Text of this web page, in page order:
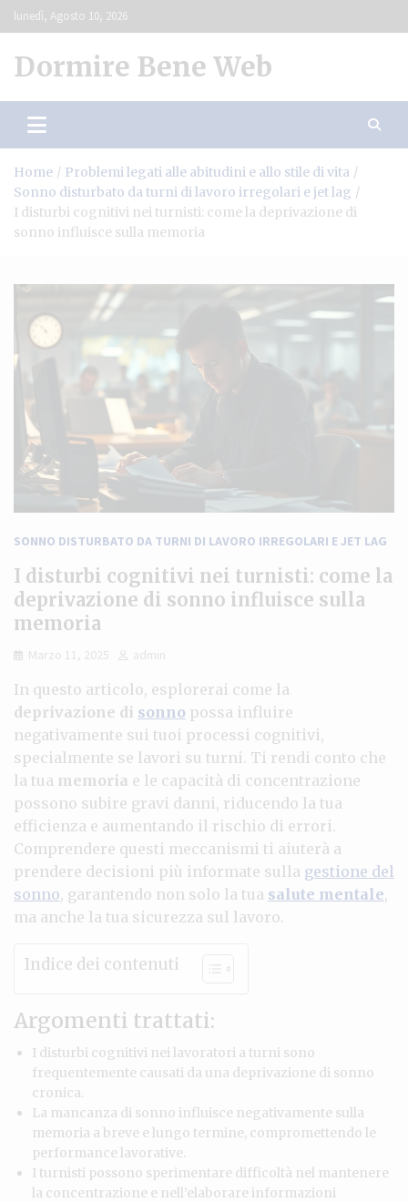
Skip
to
lunedì, Agosto 10, 2026
Dormire Bene Web
Home
Problemi legati alle abitudini e allo stile di vita
Sonno disturbato da turni di lavoro irregolari e jet lag
I disturbi cognitivi nei turnisti: come la deprivazione di
sonno influisce sulla memoria
SONNO DISTURBATO DA TURNI DI LAVORO IRREGOLARI E JET LAG
I disturbi cognitivi nei turnisti: come la
deprivazione di sonno influisce sulla
memoria
Marzo 11, 2025 admin
In questo articolo, esplorerai come la
deprivazione di sonno possa influire
negativamente sui tuoi processi cognitivi,
specialmente se lavori su turni. Ti rendi conto che
la tua memoria e le capacità di concentrazione
possono subire gravi danni, riducendo la tua
efficienza e aumentando il rischio di errori.
Comprendere questi meccanismi ti aiuterà a
prendere decisioni più informate sulla gestione del
sonno, garantendo non solo la tua salute mentale,
ma anche la tua sicurezza sul lavoro.
Indice dei contenuti
Argomenti trattati:
I disturbi cognitivi nei lavoratori a turni sono
frequentemente causati da una deprivazione di sonno
cronica.
La mancanza di sonno influisce negativamente sulla
memoria a breve e lungo termine, compromettendo le
performance lavorative.
I turnisti possono sperimentare difficoltà nel mantenere
la concentrazione e nell’elaborare informazioni